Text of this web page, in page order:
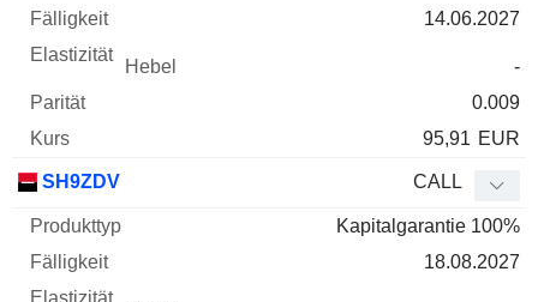
14.06.2027
-
0.009
95,91 EUR
SH9ZDV CALL
Kapitalgarantie 100%
18.08.2027